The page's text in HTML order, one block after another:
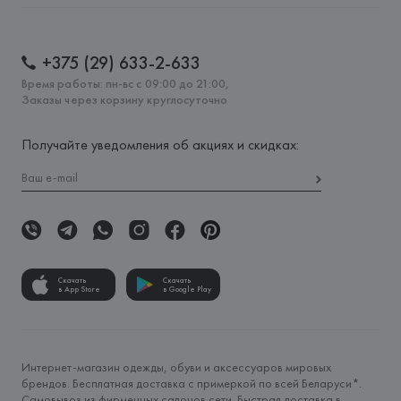
+375 (29) 633-2-633
Время работы: пн-вс с 09:00 до 21:00,
Заказы через корзину круглосуточно
Получайте уведомления об акциях и скидках:
Скачать
в App Store
Скачать
в Google Play
Интернет-магазин одежды, обуви и аксессуаров мировых
брендов. Бесплатная доставка с примеркой по всей Беларуси*.